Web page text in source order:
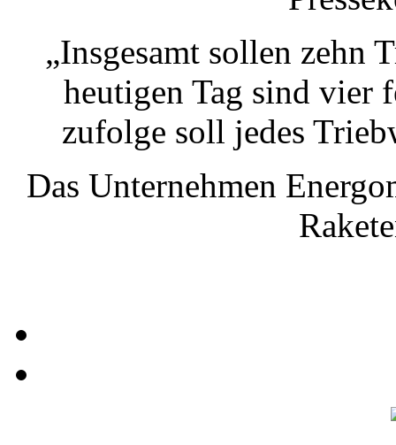
„Insgesamt sollen zehn
heutigen Tag sind vier
zufolge soll jedes
Das Unternehmen